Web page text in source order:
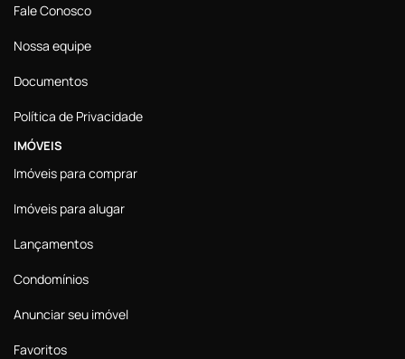
Fale Conosco
Nossa equipe
Documentos
Política de Privacidade
IMÓVEIS
Imóveis para comprar
Imóveis para alugar
Lançamentos
Condomínios
Anunciar seu imóvel
Favoritos